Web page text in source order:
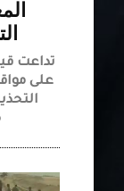
تداعت
على